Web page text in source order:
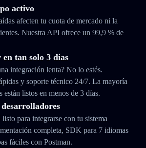
activo
afecten tu cuota de mercado ni la
Nuestra API ofrece un 99,9 % de
tan solo 3 días
integración lenta? No lo estés.
y soporte técnico 24/7. La mayoría
están listos en menos de 3 días.
para integrarse con tu sistema
completa, SDK para 7 idiomas
fáciles con Postman.